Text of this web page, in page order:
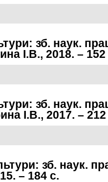
зб. наук.
І.В., 2018. – 152
зб. наук.
І.В., 2017. – 212
зб. наук.
– 184 с.